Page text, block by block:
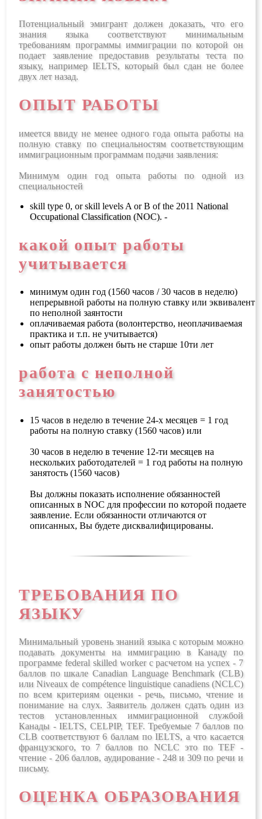
Потенциальный эмигрант должен доказать, что его
знания языка соответствуют минимальным
требованиям программы иммиграции по которой он
подает заявление предоставив результаты теста по
языку, например IELTS, который был сдан не более
двух лет назад.
ОПЫТ РАБОТЫ
имеется ввиду не менее одного года опыта работы на
полную ставку по специальностям соответствующим
иммиграционным программам подачи заявления:
Минимум один год опыта работы по одной из
специальностей
skill type 0, or skill levels A or B of the 2011National
Occupational Classification (NOC). -
какой опыт работы
учитывается
минимум один год (1560 часов / 30 часов в неделю)
непрерывной работы на полную ставку или эквивалент
по неполной заянтости
оплачиваемая работа (волонтерство, неоплачиваемая
практика и т.п. не учитывается)
опыт работы должен быть не старше 10ти лет
работа с неполной
занятостью
15 часов в неделю в течение 24-х месяцев = 1 год
работы на полную ставку (1560 часов) или
30 часов в неделю в течение 12-ти месяцев на
нескольких работодателей = 1 год работы на полную
занятость (1560 часов)
Вы должны показать исполнение обязанностей
описанных в NOC для профессии по которой подаете
заявление. Если обязанности отличаются от
описанных, Вы будете дисквалифицированы.
ТРЕБОВАНИЯ ПО
ЯЗЫКУ
Минимальный уровень знаний языка с которым можно
подавать документы на иммиграцию в Канаду по
программе federal skilled worker с расчетом на успех - 7
баллов по шкале Canadian Language Benchmark (CLB)
или Niveaux de compétence linguistique canadiens (NCLC)
по всем критериям оценки - речь, письмо, чтение и
понимание на слух. Заявитель должен сдать один из
тестов установленных иммиграционной службой
Канады - IELTS, CELPIP, TEF. Требуемые 7 баллов по
CLB соответствуют 6 баллам по IELTS, а что касается
французского, то 7 баллов по NCLC это по TEF -
чтение - 206 баллов, аудирование - 248 и 309 по речи и
письму.
ОЦЕНКА ОБРАЗОВАНИЯ